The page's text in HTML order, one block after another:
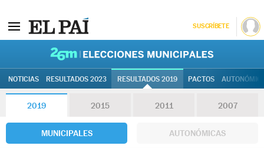
SUSCRÍBETE
NOTICIAS RESULTADOS 2023 RESULTADOS 2019 PACTOS
2019 2015 2011 2007
MUNICIPALES AUTONÓMICAS